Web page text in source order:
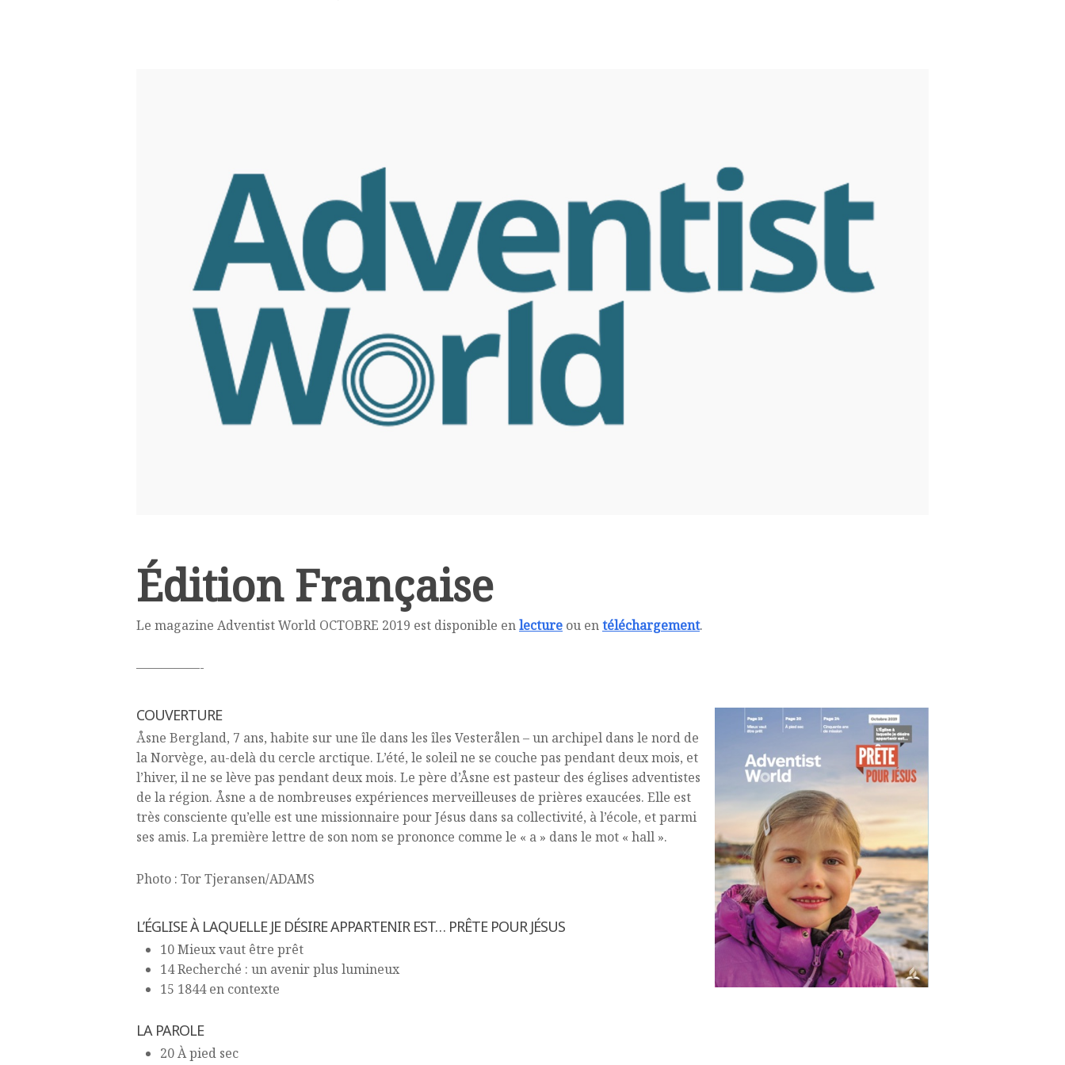
Édition Française
Le magazine Adventist World OCTOBRE 2019 est disponible enlecture ou entéléchargement.
—————-
COUVERTURE
Åsne Bergland, 7 ans, habite sur une île dans les îles Vesterålen – un archipel dans le nord de
la Norvège, au-delà du cercle arctique. L’été, le soleil ne se couche pas pendant deux mois, et
l’hiver, il ne se lève pas pendant deux mois. Le père d’Åsne est pasteur des églises adventistes
de la région. Åsne a de nombreuses expériences merveilleuses de prières exaucées. Elle est
très consciente qu’elle est une missionnaire pour Jésus dans sa collectivité, à l’école, et parmi
ses amis. La première lettre de son nom se prononce comme le « a » dans le mot « hall ».
Photo : Tor Tjeransen/ADAMS
L’ÉGLISE À LAQUELLE JE DÉSIRE APPARTENIR EST… PRÊTE POUR JÉSUS
10 Mieux vaut être prêt
14 Recherché : un avenir plus lumineux
15 1844 en contexte
LA PAROLE
20 À pied sec